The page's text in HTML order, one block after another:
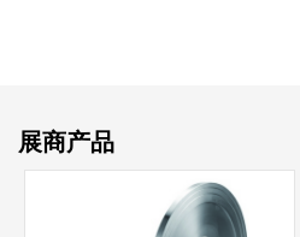
展商产品